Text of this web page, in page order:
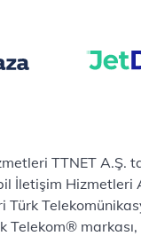
TTNET A.Ş.
İletişim Hizmetleri
Türk
Telekom®